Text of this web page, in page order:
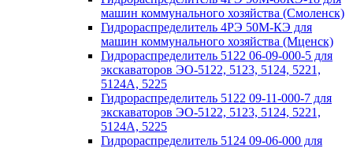
машин коммунального хозяйства (Смоленск)
Гидрораспределитель 4РЭ 50М-КЭ для
машин коммунального хозяйства (Мценск)
Гидрораспределитель 5122 06-09-000-5 для
экскаваторов ЭО-5122, 5123, 5124, 5221,
5124А, 5225
Гидрораспределитель 5122 09-11-000-7 для
экскаваторов ЭО-5122, 5123, 5124, 5221,
5124А, 5225
Гидрораспределитель 5124 09-06-000 для